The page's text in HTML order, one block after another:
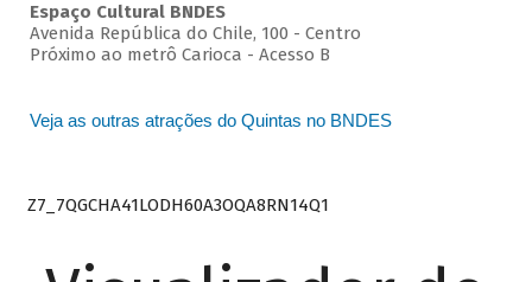
Espaço Cultural BNDES
Avenida República do Chile, 100 - Centro
Próximo ao metrô Carioca - Acesso B
Veja as outras atrações do Quintas no BNDES
Z7_7QGCHA41LODH60A3OQA8RN14Q1